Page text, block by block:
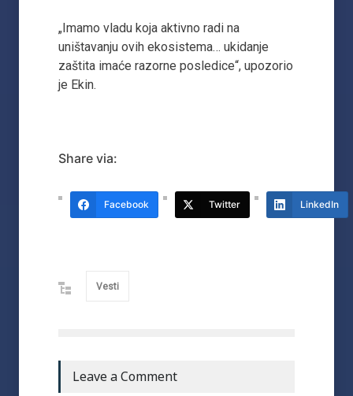
„Imamo vladu koja aktivno radi na
uništavanju ovih ekosistema… ukidanje
zaštita imaće razorne posledice“, upozorio
je Ekin.
Share via:
Facebook Twitter LinkedIn
Vesti
Leave a Comment